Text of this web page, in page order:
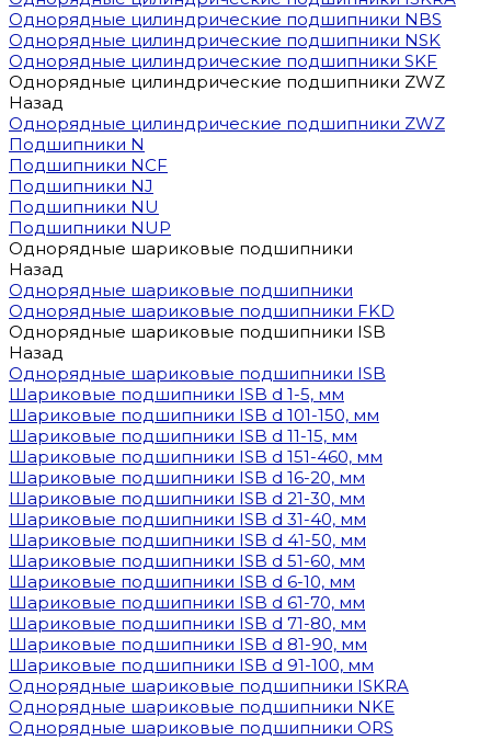
Однорядные цилиндрические подшипники NBS
Однорядные цилиндрические подшипники NSK
Однорядные цилиндрические подшипники SKF
Однорядные цилиндрические подшипники ZWZ
Назад
Однорядные цилиндрические подшипники ZWZ
Подшипники N
Подшипники NCF
Подшипники NJ
Подшипники NU
Подшипники NUP
Однорядные шариковые подшипники
Назад
Однорядные шариковые подшипники
Однорядные шариковые подшипники FKD
Однорядные шариковые подшипники ISB
Назад
Однорядные шариковые подшипники ISB
Шариковые подшипники ISB d 1-5, мм
Шариковые подшипники ISB d 101-150, мм
Шариковые подшипники ISB d 11-15, мм
Шариковые подшипники ISB d 151-460, мм
Шариковые подшипники ISB d 16-20, мм
Шариковые подшипники ISB d 21-30, мм
Шариковые подшипники ISB d 31-40, мм
Шариковые подшипники ISB d 41-50, мм
Шариковые подшипники ISB d 51-60, мм
Шариковые подшипники ISB d 6-10, мм
Шариковые подшипники ISB d 61-70, мм
Шариковые подшипники ISB d 71-80, мм
Шариковые подшипники ISB d 81-90, мм
Шариковые подшипники ISB d 91-100, мм
Однорядные шариковые подшипники ISKRA
Однорядные шариковые подшипники NKE
Однорядные шариковые подшипники ORS